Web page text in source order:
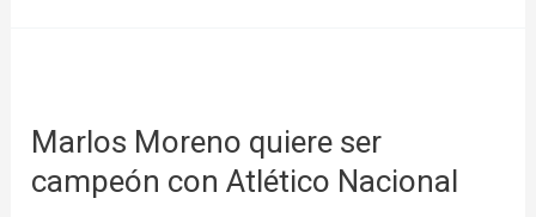
Marlos Moreno quiere ser
campeón con Atlético Nacional
quiere
ser